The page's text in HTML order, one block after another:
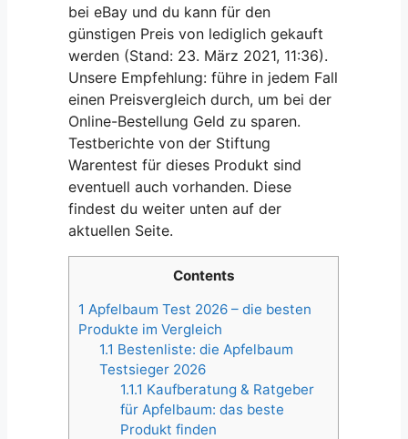
bei eBay und du kann für den
günstigen Preis von lediglich gekauft
werden (Stand: 23. März 2021, 11:36).
Unsere Empfehlung: führe in jedem Fall
einen Preisvergleich durch, um bei der
Online-Bestellung Geld zu sparen.
Testberichte von der Stiftung
Warentest für dieses Produkt sind
eventuell auch vorhanden. Diese
findest du weiter unten auf der
aktuellen Seite.
Contents
1 Apfelbaum Test 2026 – die besten
Produkte im Vergleich
1.1 Bestenliste: die Apfelbaum
Testsieger 2026
1.1.1 Kaufberatung & Ratgeber
für Apfelbaum: das beste
Produkt finden